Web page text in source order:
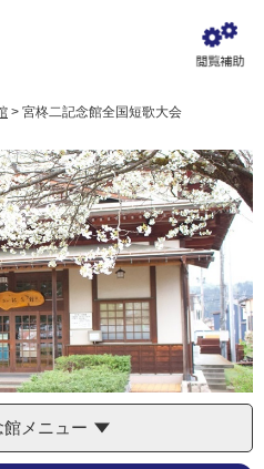
> 宮柊二記念館全国短歌大会
メニュー